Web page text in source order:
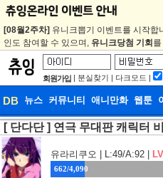
[08월2주차] 유니크뽑기 이벤트를 시작합
인도 참여할 수 있으며, 유니크당첨 기회
회원가입 | 분실찾기 | 다크모드 |
DB 뉴스 커뮤니티 애니만화 웹툰
DB 뉴스
웹툰 이미지
[ 단다단 ] 연극 무대판 캐릭터
유라리쿠오 | L:49/A:92 |
662/4,090